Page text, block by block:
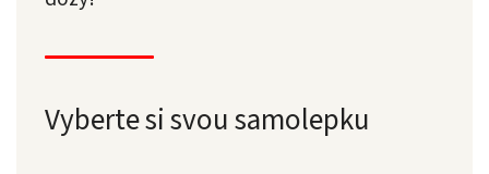
Vyberte si svou samolepku